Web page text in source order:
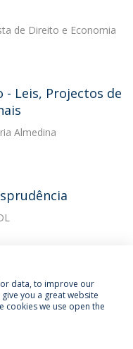
de Direito e Economia
Leis, Projectos de
Almedina
& Condições
data, to improve our
you a great website
cookies we use open the